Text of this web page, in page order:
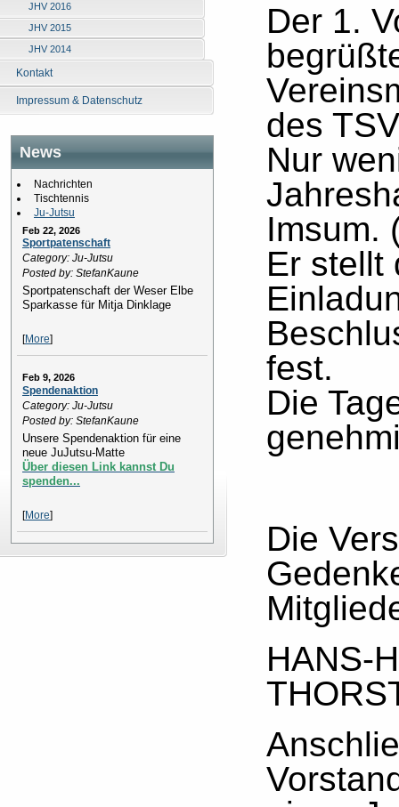
JHV 2016
JHV 2015
JHV 2014
Kontakt
Impressum & Datenschutz
News
Nachrichten
Tischtennis
Ju-Jutsu
Feb 22, 2026
Sportpatenschaft
Category: Ju-Jutsu
Posted by: StefanKaune
Sportpatenschaft der Weser Elbe
Sparkasse für Mitja Dinklage
[More]
Feb 9, 2026
Spendenaktion
Category: Ju-Jutsu
Posted by: StefanKaune
Unsere Spendenaktion für eine
neue JuJutsu-Matte
Über diesen Link kannst Du
spenden...
[More]
Der 1.
des
Nur
Imsum.
Er stellt
fest.
Die
Die
HANS-